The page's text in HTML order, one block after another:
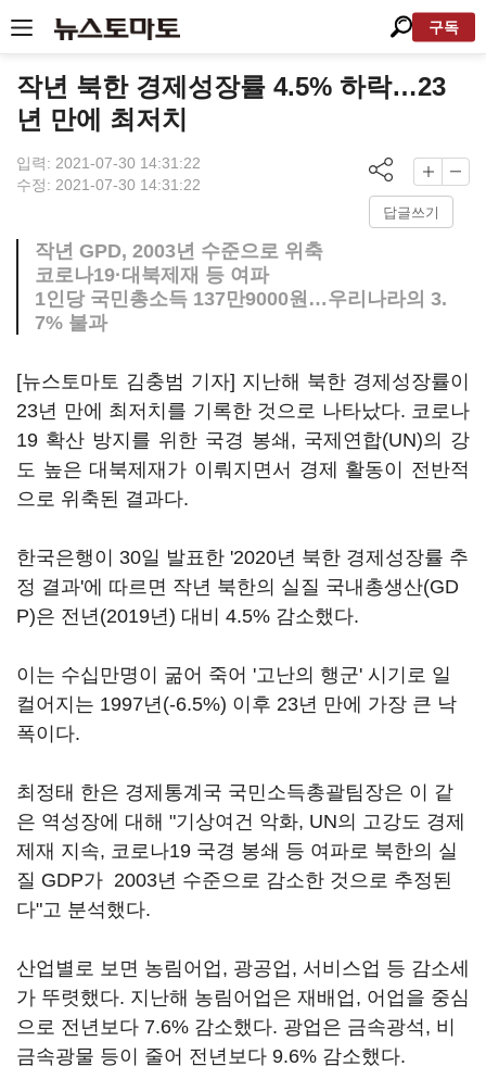
구독
작년 북한 경제성장률 4.5% 하락…23
년 만에 최저치
입력: 2021-07-30 14:31:22
수정: 2021-07-30 14:31:22
답글쓰기
작년 GPD, 2003년 수준으로 위축
코로나19·대북제재 등 여파
1인당 국민총소득 137만9000원…우리나라의 3.
7% 불과
[뉴스토마토 김충범 기자] 지난해 북한 경제성장률이
23년 만에 최저치를 기록한 것으로 나타났다. 코로나
19 확산 방지를 위한 국경 봉쇄, 국제연합(UN)의 강
도 높은 대북제재가 이뤄지면서 경제 활동이 전반적
으로 위축된 결과다.
한국은행이 30일 발표한 '2020년 북한 경제성장률 추
정 결과'에 따르면 작년 북한의 실질 국내총생산(GD
P)은 전년(2019년) 대비 4.5% 감소했다.
이는 수십만명이 굶어 죽어 '고난의 행군' 시기로 일
컬어지는 1997년(-6.5%) 이후 23년 만에 가장 큰 낙
폭이다.
최정태 한은 경제통계국 국민소득총괄팀장은 이 같
은 역성장에 대해 "기상여건 악화, UN의 고강도 경제
제재 지속, 코로나19 국경 봉쇄 등 여파로 북한의 실
질 GDP가 2003년 수준으로 감소한 것으로 추정된
다"고 분석했다.
산업별로 보면 농림어업, 광공업, 서비스업 등 감소세
가 뚜렷했다. 지난해 농림어업은 재배업, 어업을 중심
으로 전년보다 7.6% 감소했다. 광업은 금속광석, 비
금속광물 등이 줄어 전년보다 9.6% 감소했다.